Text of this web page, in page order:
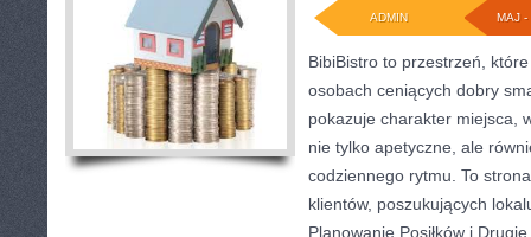
MAJ -
ADMIN
BibiBistro to przestrzeń,
osobach ceniących dobry
pokazuje charakter miejsca,
nie tylko apetyczne, ale
codziennego rytmu. To
klientów, poszukujących
Planowanie Posiłków i